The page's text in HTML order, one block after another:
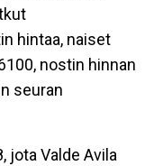
hintaa, naiset
nostin hinnan
seuran
jota Valde Avila